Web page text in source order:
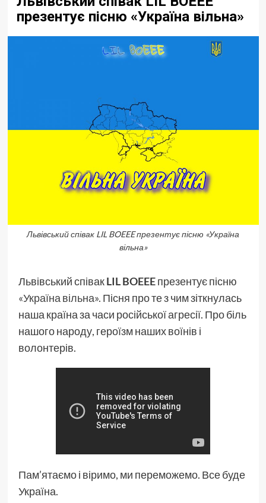
презентує пісню «Україна вільна»
Львівський співак LIL BOEEE презентує пісню «Україна
вільна»
Львівський співакLIL BOEEEпрезентує пісню
«Україна вільна». Пісня про те з чим зіткнулась
наша країна за часи російської агресії. Про біль
нашого народу, героїзм наших воїнів і
волонтерів.
Пам’ятаємо і віримо, ми переможемо. Все буде
Україна.